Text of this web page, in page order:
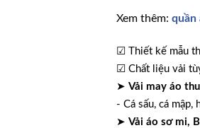
Xem thêm: quần
☑ Thiết kế mẫu
☑ Chất liệu vải
➤ Vải may áo
- Cá sấu, cá mập,
➤ Vải áo sơ mi,